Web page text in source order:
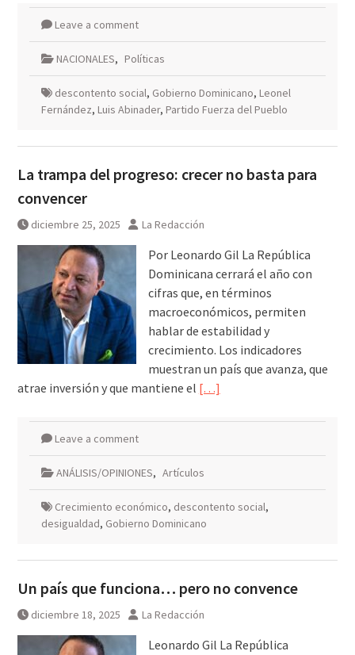
Leave a comment
NACIONALES, Políticas
descontento social, Gobierno Dominicano, Leonel
Fernández, Luis Abinader, Partido Fuerza del Pueblo
La trampa del progreso: crecer no basta para
convencer
diciembre 25, 2025 La Redacción
Por Leonardo Gil La República
Dominicana cerrará el año con
cifras que, en términos
macroeconómicos, permiten
hablar de estabilidad y
crecimiento. Los indicadores
muestran un país que avanza, que
atrae inversión y que mantiene el […]
Leave a comment
ANÁLISIS/OPINIONES, Artículos
Crecimiento económico, descontento social,
desigualdad, Gobierno Dominicano
Un país que funciona… pero no convence
diciembre 18, 2025 La Redacción
Leonardo Gil La República